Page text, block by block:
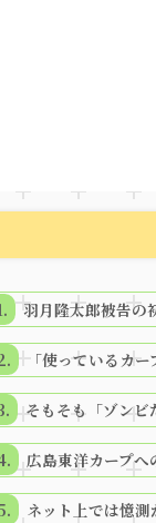
羽月隆太郎被告の
「使っているカ
そもそも「ゾンビ
広島東洋カープへ
ネット上では憶